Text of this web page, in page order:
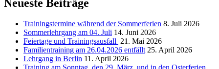
Neueste Beiträge
Trainingstermine während der Sommerferien 8. Juli 2026
Sommerlehrgang am 04. Juli 14. Juni 2026
Feiertage und Trainingsausfall 21. Mai 2026
Familientraining am 26.04.2026 entfällt 25. April 2026
Lehrgang in Berlin 11. April 2026
Training am Sonntag, den 29. März, und in den Osterferien